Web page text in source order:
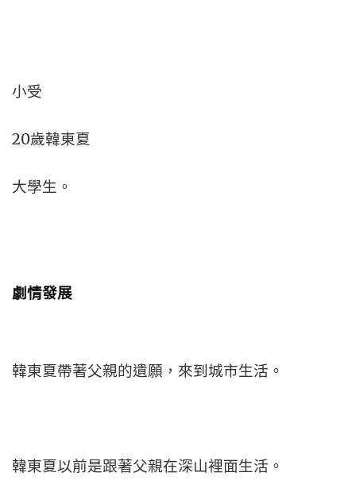
小受
20歲韓東夏
大學生。
劇情發展
韓東夏帶著父親的遺願，來到城市生活。
韓東夏以前是跟著父親在深山裡面生活。